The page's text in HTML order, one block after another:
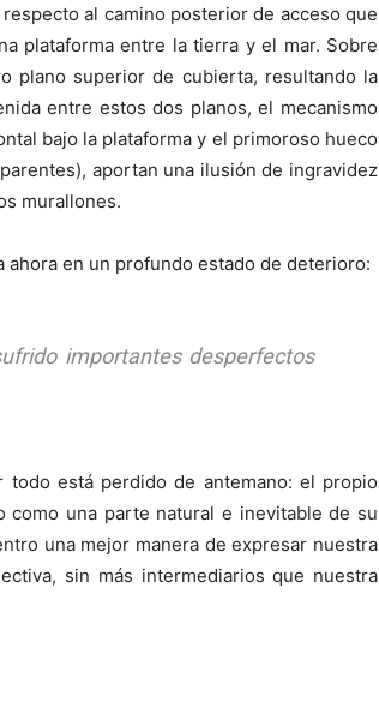
al camino posterior de acceso que
plataforma entre la tierra y el mar. Sobre
plano superior de cubierta, resultando la
entre estos dos planos, el mecanismo
bajo la plataforma y el primoroso hueco
aportan una ilusión de ingravidez
murallones.
en un profundo estado de deterioro:
importantes desperfectos
está perdido de antemano: el propio
como una parte natural e inevitable de su
una mejor manera de expresar nuestra
sin más intermediarios que nuestra